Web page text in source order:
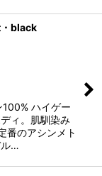
black
ハイゲー
ィ。肌馴染み
番のアシンメト
ル…